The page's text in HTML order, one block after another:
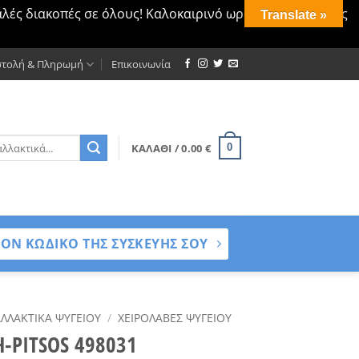
διακοπές σε όλους! Καλοκαιρινό ωράριο λειτουργίας
& Πληρωμή Επικοινωνία
ΚΑΛΆΘΙ /0.00 € 0
ΚΩΔΙΚΟ ΤΗΣ ΣΥΣΚΕΥΗΣ ΣΟΥ
ΨΥΓΕΊΟΥ / ΧΕΙΡΟΛΑΒΈΣ ΨΥΓΕΊΟΥ
498031
Translate »